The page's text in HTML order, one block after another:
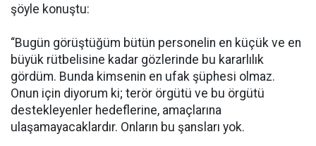
şöyle konuştu:
“Bugün görüştüğüm bütün personelin en küçük ve en
büyük rütbelisine kadar gözlerinde bu kararlılık
gördüm. Bunda kimsenin en ufak şüphesi olmaz.
Onun için diyorum ki; terör örgütü ve bu örgütü
destekleyenler hedeflerine, amaçlarına
ulaşamayacaklardır. Onların bu şansları yok.